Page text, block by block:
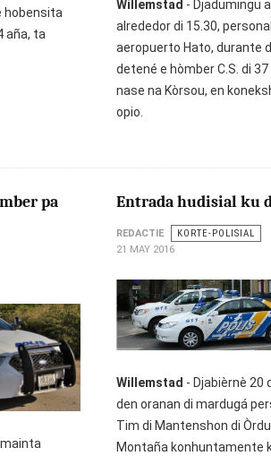
hobensita
aña, ta
Willemstad - Djadumingu
alrededor di 15.30,
aeropuerto Hato, durante
detené e hòmber C.S. di
nase na Kòrsou, en
opio.
pa
Entrada hudisial ku
REDACTIE
KORTE-POLISIAL
21 MAY 2016
Willemstad - Djabièrnè 20
den oranan di mardugá
Tim di Mantenshon di
Montaña konhuntamente